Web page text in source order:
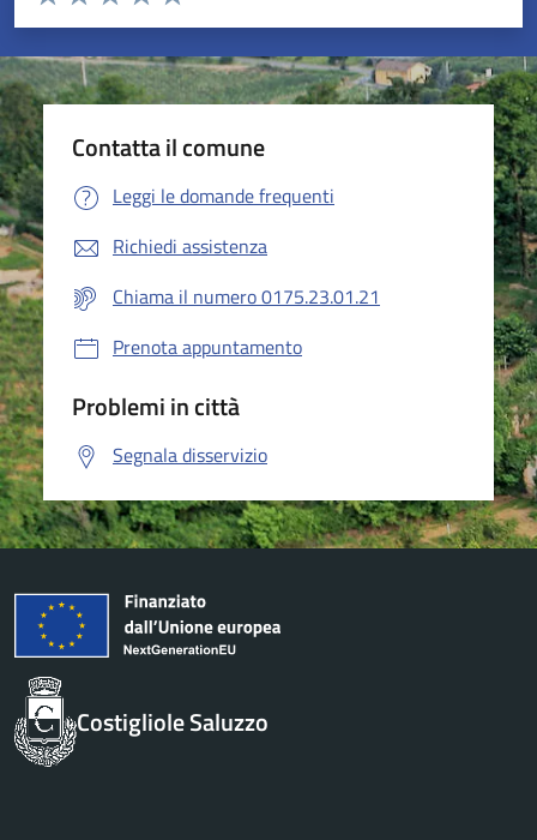
Valuta 5 stelle su 5
Valuta 4 stelle su 5
Valuta 3 stelle su 5
Valuta 2 stelle su 5
Valuta 1 stelle su 5
Contatta il comune
Leggi le domande frequenti
Richiedi assistenza
Chiama il numero 0175.23.01.21
Prenota appuntamento
Problemi in città
Segnala disservizio
Costigliole Saluzzo